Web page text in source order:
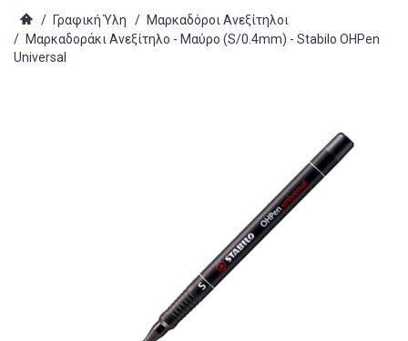
/ Γραφική Ύλη / Μαρκαδόροι Ανεξίτηλοι
/ Μαρκαδοράκι Ανεξίτηλο - Μαύρο (S/0.4mm) - Stabilo OHPen
Universal